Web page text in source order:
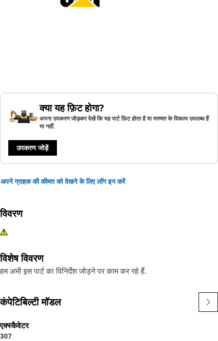
क्या यह फ़िट होगा?
अपना उपकरण जोड़कर देखें कि यह पार्ट फ़िट होता है या मरम्मत के विकल्प उपलब्ध हैं
या नहीं.
उपकरण जोड़ें
अपने ग्राहक की कीमत को देखने के लिए लॉग इन करें
विवरण
विशेष विवरण
हम अभी इस पार्ट का विनिर्देश जोड़ने पर काम कर रहे हैं.
कंपेटिबिल्टी मॉडल
एक्स्कैवेटर
307